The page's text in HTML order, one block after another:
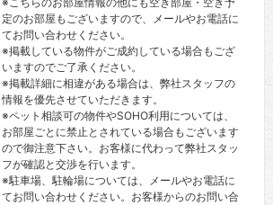
定のお部屋もございますので、メールやお電話に
てお問い合わせください。
※掲載している物件がご成約している場合もござ
いますのでご了承ください。
※掲載詳細に相違がある場合は、弊社スタッフの
情報を優先させていただきます。
※ペット相談可の物件やSOHO利用については、
お部屋ごとに禁止とされている場合もございます
ので御注意下さい。お客様に代わって弊社スタッ
フが確認と交渉を行います。
※駐車場、駐輪場については、メールやお電話に
てお問い合わせください。お客様からのお問い合